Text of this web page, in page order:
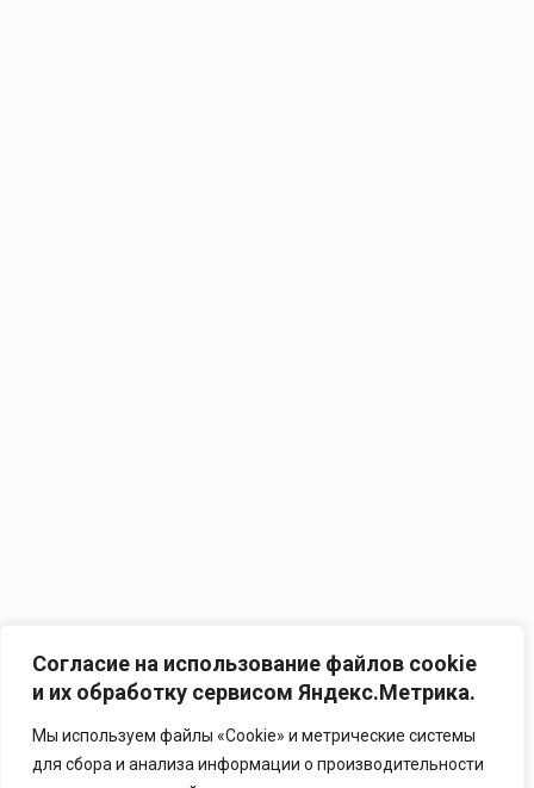
Согласие на использование файлов cookie
и их обработку сервисом Яндекс.Метрика.
Мы используем файлы «Cookie» и метрические системы
для сбора и анализа информации о производительности